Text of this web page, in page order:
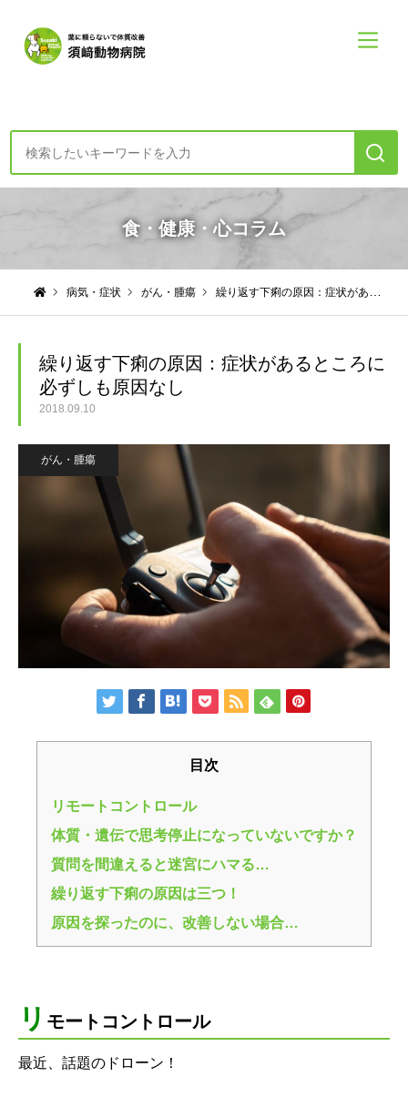
診療案内・申し込み
初めての方へー診療の方針
食・健康・心コラム
須崎動物病院について
須崎動物病院について
困った時はここ
診療案内・申し込み
対応できないこと
ケース別対応窓口
診療案内メニュー
めじろ台診療
移動式診療
フォトチェック
バイオレゾナンストリートメント
バイオレゾナンストリートメントとは
個別プログラム
よくある質問
須崎院長が運営する各種サイト
須崎サプリ
須崎動物病院のサプリメント販売サイト
獣医師から学ぶペットのための通信講座
食・健康・心コラム
病気・症状 がん・腫瘍 繰り返す下痢の原因：症状があるところに必ずしも原因なし
繰り返す下痢の原因：症状があるところに
必ずしも原因なし
2018.09.10
がん・腫瘍
目次
リモートコントロール
体質・遺伝で思考停止になっていないですか？
質問を間違えると迷宮にハマる…
繰り返す下痢の原因は三つ！
原因を探ったのに、改善しない場合…
リ モートコントロール
最近、話題のドローン！